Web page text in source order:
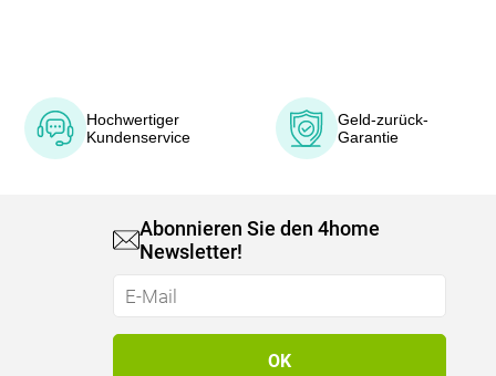
Hochwertiger
Kundenservice
Geld-zurück-
Garantie
Abonnieren Sie den 4home
Newsletter!